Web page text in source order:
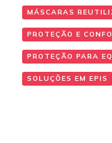
MÁSCARAS
PROTEÇÃO E
PROTEÇÃO PARA
SOLUÇÕES EM EPIS